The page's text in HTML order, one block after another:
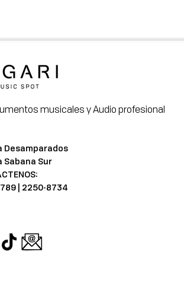
musicales y Audio profesional
Desamparados
Sabana Sur
| 2250-8734